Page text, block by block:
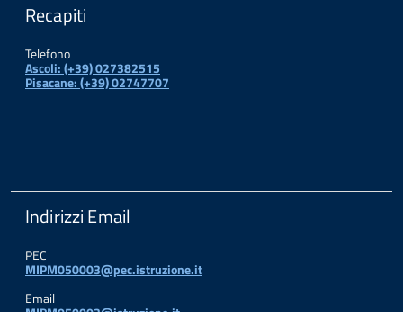
Recapiti
Telefono
Ascoli: (+39) 027382515
Pisacane: (+39) 02747707
Indirizzi Email
PEC
MIPM050003@pec.istruzione.it
Email